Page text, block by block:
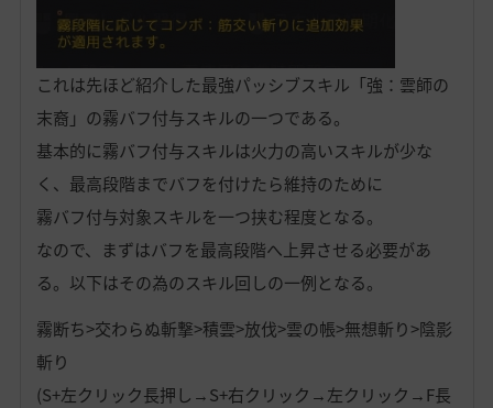
これは先ほど紹介した最強パッシブスキル「強：雲師の
末裔」の霧バフ付与スキルの一つである。
基本的に霧バフ付与スキルは火力の高いスキルが少な
く、最高段階までバフを付けたら維持のために
霧バフ付与対象スキルを一つ挟む程度となる。
なので、まずはバフを最高段階へ上昇させる必要があ
る。以下はその為のスキル回しの一例となる。
霧断ち>交わらぬ斬撃>積雲>放伐>雲の帳>無想斬り>陰影
斬り
(S+左クリック長押し→S+右クリック→左クリック→F長